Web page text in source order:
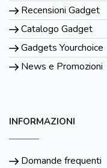
Recensioni Gadget
Catalogo Gadget
Gadgets Yourchoice
News e Promozioni
INFORMAZIONI
Domande frequenti